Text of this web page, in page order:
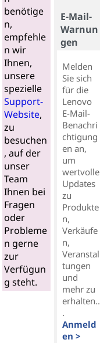
benötige
n,
empfehle
n wir
Ihnen,
unsere
spezielle
Support-
Website,
zu
besuchen
, auf der
unser
Team
Ihnen bei
Fragen
oder
Probleme
n gerne
zur
Verfügun
g steht.
E-Mail-
Warnun
gen
Melden
Sie sich
für die
Lenovo
E-Mail-
Benachri
chtigung
en an,
um
wertvolle
Updates
zu
Produkte
n,
Verkäufe
n,
Veranstal
tungen
und
mehr zu
erhalten..
.
Anmeld
en >